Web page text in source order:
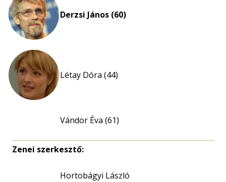
Derzsi János (60)
Létay Dóra (44)
Vándor Éva (61)
Zenei szerkesztő:
Hortobágyi László